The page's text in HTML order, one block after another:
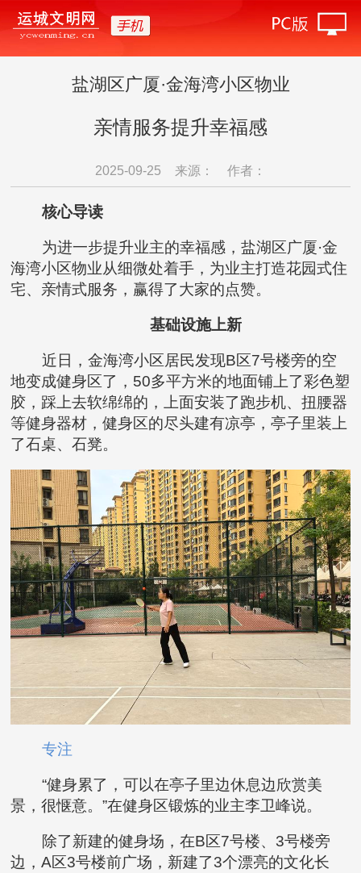
盐湖区广厦·金海湾小区物业
亲情服务提升幸福感
2025-09-25 来源： 作者：
核心导读
为进一步提升业主的幸福感，盐湖区广厦·金
海湾小区物业从细微处着手，为业主打造花园式住
宅、亲情式服务，赢得了大家的点赞。
基础设施上新
近日，金海湾小区居民发现B区7号楼旁的空
地变成健身区了，50多平方米的地面铺上了彩色塑
胶，踩上去软绵绵的，上面安装了跑步机、扭腰器
等健身器材，健身区的尽头建有凉亭，亭子里装上
了石桌、石凳。
专注
“健身累了，可以在亭子里边休息边欣赏美
景，很惬意。”在健身区锻炼的业主李卫峰说。
除了新建的健身场，在B区7号楼、3号楼旁
边，A区3号楼前广场，新建了3个漂亮的文化长